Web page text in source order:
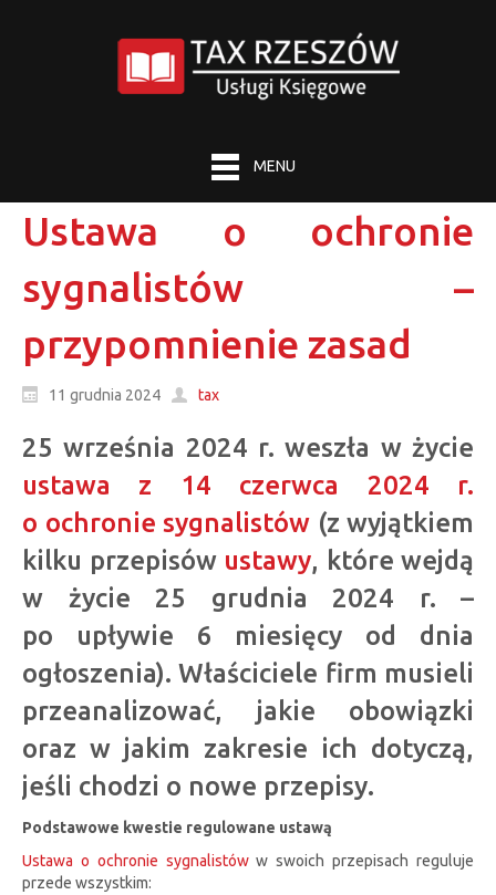
MENU
Ustawa o ochronie
sygnalistów –
przypomnienie zasad
11 grudnia 2024 tax
25 września 2024 r. weszła w życie
ustawa z 14 czerwca 2024 r.
o ochronie sygnalistów (z wyjątkiem
kilku przepisów ustawy, które wejdą
w życie 25 grudnia 2024 r. –
po upływie 6 miesięcy od dnia
ogłoszenia). Właściciele firm musieli
przeanalizować, jakie obowiązki
oraz w jakim zakresie ich dotyczą,
jeśli chodzi o nowe przepisy.
Podstawowe kwestie regulowane ustawą
Ustawa o ochronie sygnalistóww swoich przepisach reguluje
przede wszystkim: